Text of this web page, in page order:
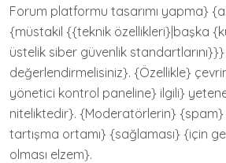
Forum platformu tasarımı yapma}
{müstakil {{teknik özellikleri}|başka
üstelik siber güvenlik standartlarını}}}
değerlendirmelisiniz}. {Özellikle}
yönetici kontrol paneline} ilgili}
niteliktedir}. {Moderatörlerin} {spam}
tartışma ortamı} {sağlaması} {için
olması elzem}.